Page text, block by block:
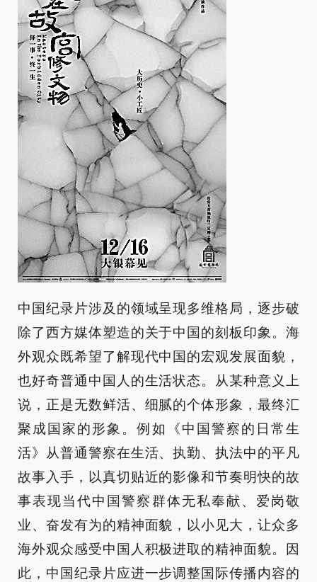
中国纪录片涉及的领域呈现多维格局，逐步破
除了西方媒体塑造的关于中国的刻板印象。海
外观众既希望了解现代中国的宏观发展面貌，
也好奇普通中国人的生活状态。从某种意义上
说，正是无数鲜活、细腻的个体形象，最终汇
聚成国家的形象。例如《中国警察的日常生
活》从普通警察在生活、执勤、执法中的平凡
故事入手，以真切贴近的影像和节奏明快的故
事表现当代中国警察群体无私奉献、爱岗敬
业、奋发有为的精神面貌，以小见大，让众多
海外观众感受中国人积极进取的精神面貌。因
此，中国纪录片应进一步调整国际传播内容的